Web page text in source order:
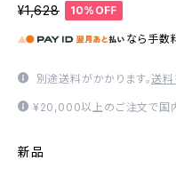
¥1,628 10%OFF
なら 手数
別途送料がかかります。送料
¥20,000以上のご注文で国
新品